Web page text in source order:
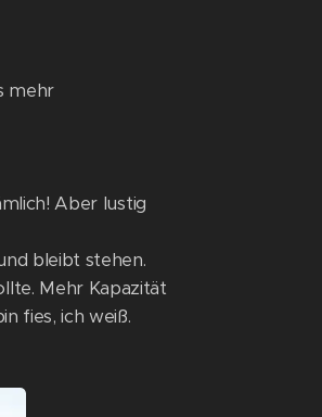
mehr
Aber lustig
bleibt stehen.
Mehr Kapazität
fies, ich weiß.